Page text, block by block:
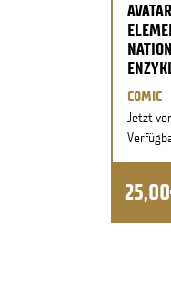
COMIC
Jetzt